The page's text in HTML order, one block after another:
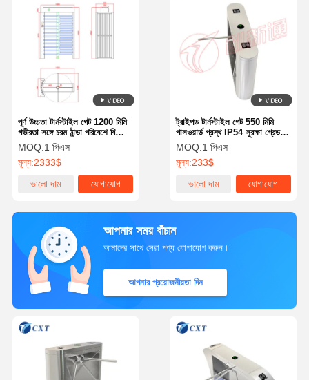
পূর্ণ উচ্চতা টার্নস্টাইল গেট 1200 মিমি
গভীরতা সঙ্গে চরম ঠান্ডা পরিবেশে বিয়োগ
60 ডিগ্রী সেলসিয়াস এবং 24V ডিসি
পাওয়ার
MOQ:1 পিএস
মূল্য:2333$
ভালো দাম
যোগাযোগ
ট্রাইপড টার্নস্টাইল গেট 550 মিমি
পাসওয়ার্ড প্রস্থ IP54 সুরক্ষা গ্রেড
এবং নিরাপদ অ্যাক্সেস নিয়ন্ত্রণের জন্য
2.0 মিমি কোল্ড-প্লেটেড স্টিল
MOQ:1 পিএস
মূল্য:233$
ভালো দাম
যোগাযোগ
আপনার সময় বাঁচান
আমাদের সাথে সেরা পণ্য যোগাযোগ করুন।
আপনার প্রয়োজনীয়তা দিন